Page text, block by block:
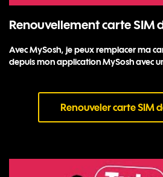
Renouvellement carte SIM
Avec MySosh, je peux remplacer ma
depuis mon application MySosh avec
Renouveler carte SIM